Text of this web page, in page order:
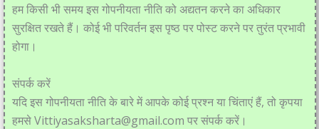
हम किसी भी समय इस गोपनीयता नीति को अद्यतन करने का अधिकार
सुरक्षित रखते हैं। कोई भी परिवर्तन इस पृष्ठ पर पोस्ट करने पर तुरंत प्रभावी
होगा।
संपर्क करें
यदि इस गोपनीयता नीति के बारे में आपके कोई प्रश्न या चिंताएं हैं, तो कृपया
हमसे Vittiyasaksharta@gmail.com पर संपर्क करें।